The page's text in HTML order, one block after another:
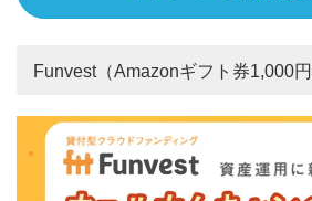
Funvest（Amazonギフト券1,000円